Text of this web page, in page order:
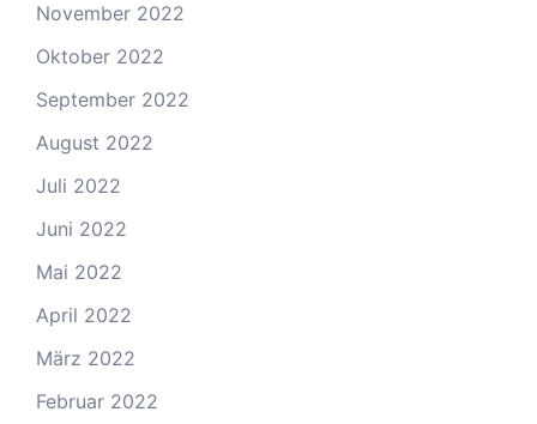
November 2022
Oktober 2022
September 2022
August 2022
Juli 2022
Juni 2022
Mai 2022
April 2022
März 2022
Februar 2022